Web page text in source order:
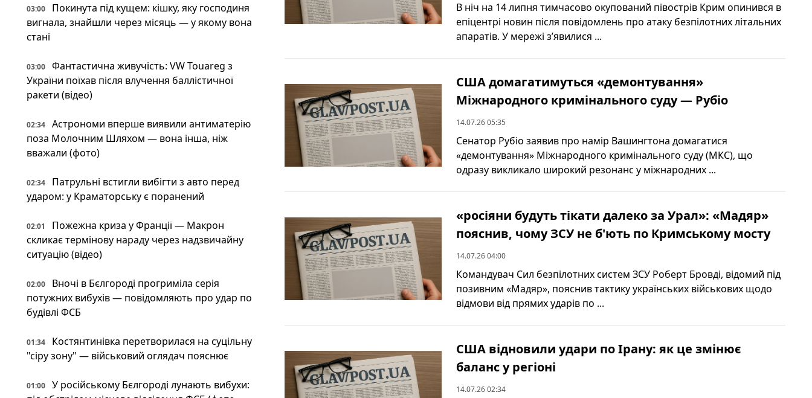
03:00
Покинута під кущем: кішку, яку господиня
вигнала, знайшли через місяць — у якому вона
стані
03:00
Фантастична живучість: VW Touareg з
України поїхав після влучення баллістичної
ракети (відео)
02:34
Астрономи вперше виявили антиматерію
поза Молочним Шляхом — вона інша, ніж
вважали (фото)
02:34
Патрульні встигли вибігти з авто перед
ударом: у Краматорську є поранений
02:01
Пожежна криза у Франції — Макрон
скликає термінову нараду через надзвичайну
ситуацію (відео)
02:00
Вночі в Бєлгороді прогриміла серія
потужних вибухів — повідомляють про удар по
будівлі ФСБ
01:34
Костянтинівка перетворилася на суцільну
"сіру зону" — військовий оглядач пояснює
01:00
У російському Бєлгороді лунають вибухи:
В ніч на 14 липня тимчасово окупований півострів Крим опинився в
епіцентрі новин після повідомлень про атаку безпілотних літальних
апаратів. У мережі з’явилися ...
США домагатимуться «демонтування»
Міжнародного кримінального суду — Рубіо
14.07.26 05:35
Сенатор Рубіо заявив про намір Вашингтона домагатися
«демонтування» Міжнародного кримінального суду (МКС), що
одразу викликало широкий резонанс у міжнародних ...
«росіяни будуть тікати далеко за Урал»: «Мадяр»
пояснив, чому ЗСУ не б'ють по Кримському мосту
14.07.26 04:00
Командувач Сил безпілотних систем ЗСУ Роберт Бровді, відомий під
позивним «Мадяр», пояснив тактику українських військових щодо
відмови від прямих ударів по ...
США відновили удари по Ірану: як це змінює
баланс у регіоні
14.07.26 02:34